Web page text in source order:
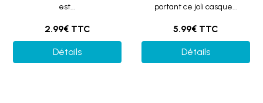
est...
2.99€ TTC
Détails
portant ce joli casque...
5.99€ TTC
Détails